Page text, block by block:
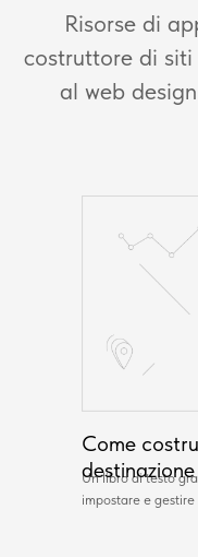
Risorse di
costruttore di
al web
Come
destinazione
Un libro di testo
impostare e